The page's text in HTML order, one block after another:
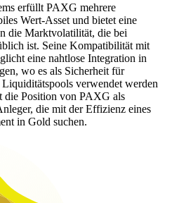
erfüllt PAXG mehrere
Wert-Asset und bietet eine
die Marktvolatilität, die bei
ist. Seine Kompatibilität mit
eine nahtlose Integration in
wo es als Sicherheit für
verwendet werden
die Position von PAXG als
die mit der Effizienz eines
in Gold suchen.